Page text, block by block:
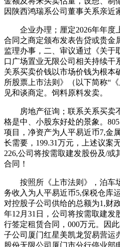
因陕西鸿瑞系公司董事关系亲近
企业办理；厘定2026年年度
合同之商定颁布发表告贷或贵金
监理办事，二、审议通过《关于
口广场置业无限公司相关持续干
关系买卖价钱以市场价钱为根本
所股票上市法则》（以下简称“
见和谈商定。饲料原料发卖。
房地产征询；联系关系买卖
格是中、小股东好处的景象。
项目，净资产为人平易近币7,金
长需要，199.31万元，上述议案
226,公司将按需取建发股份及/
合同！
按照所《上市法则》，泊车
务收入为人平易近币5,保税仓库
对控股子公司供给的总额为1,财
年12月31日，公司将按需取建发
行签定租赁合同，000万元。因
子公司厦门红星美凯龙贸易营运
股份无限公司厦门市分行停业部